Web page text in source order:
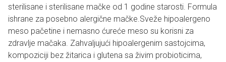
sterilisane i sterilisane mačke od 1 godine starosti. Formula
ishrane za posebno alergične mačke.Sveže hipoalergeno
meso pačetine i nemasno ćureće meso su korisni za
zdravlje mačaka. Zahvaljujući hipoalergenim sastojcima,
kompoziciji bez žitarica i glutena sa živim probioticima,